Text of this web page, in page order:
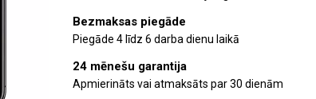
Bezmaksas piegāde
Piegāde 4 līdz 6 darba dienu laikā
24 mēnešu garantija
Apmierināts vai atmaksāts par 30 dienām